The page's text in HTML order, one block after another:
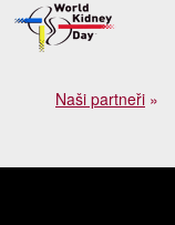
Naši partneři »